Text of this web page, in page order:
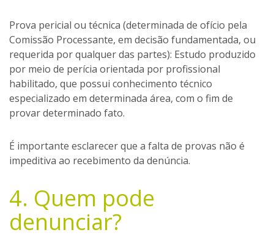
Prova pericial ou técnica (determinada de ofício pela
Comissão Processante, em decisão fundamentada, ou
requerida por qualquer das partes): Estudo produzido
por meio de perícia orientada por profissional
habilitado, que possui conhecimento técnico
especializado em determinada área, com o fim de
provar determinado fato.
É importante esclarecer que a falta de provas não é
impeditiva ao recebimento da denúncia.
4. Quem pode
denunciar?